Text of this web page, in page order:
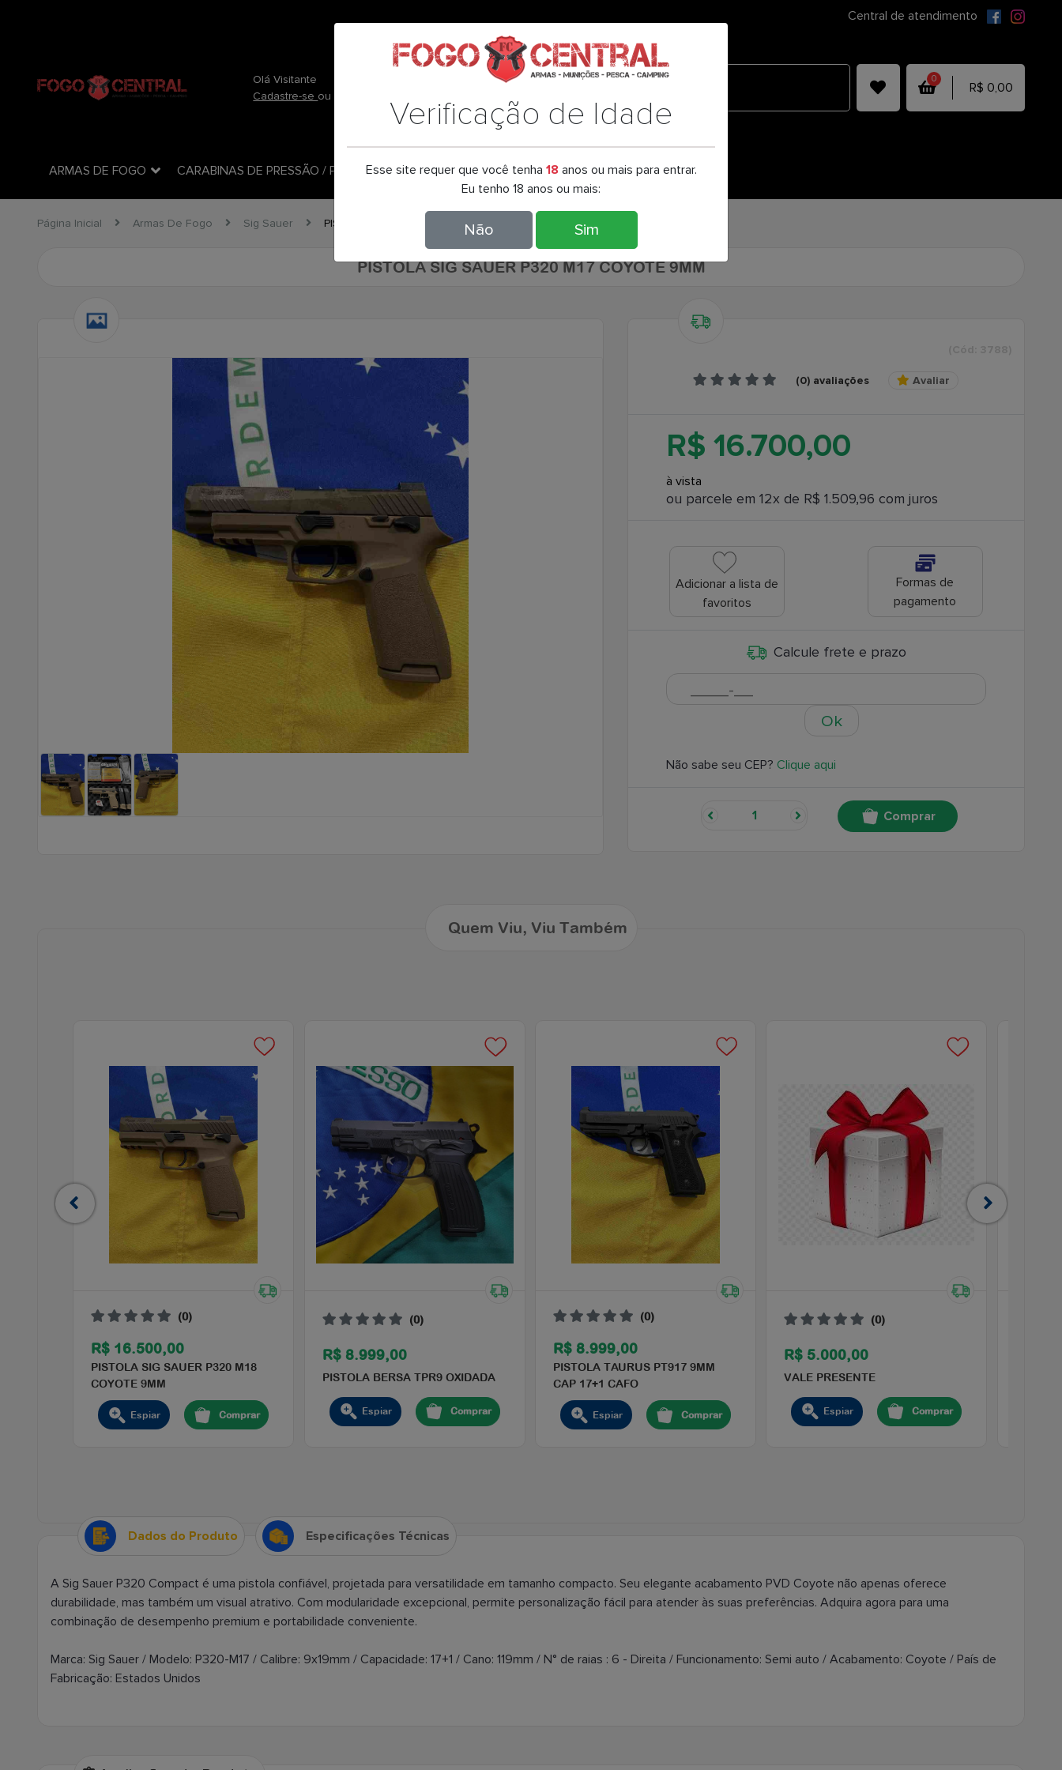
Central de atendimento
Olá Visitante
Cadastre-se ou
0
R$ 0,00
ARMAS DE FOGO CARABINAS DE PRESSÃO / PCP CUTELARIA LANTERNAS LUNETAS / RED DOT AIRSOFT
Página Inicial Armas De Fogo Sig Sauer PISTOLA SIG SAUER P320 M17 COYOTE 9MM
PISTOLA SIG SAUER P320 M17 COYOTE 9MM
(0) avaliações Avaliar
R$ 16.700,00
à vista
ou parcele em 12x de R$ 1.509,96 com juros
Adicionar a lista de
favoritos
Formas de
pagamento
Calcule frete e prazo
Ok
Não sabe seu CEP? Clique aqui
Comprar
Quem Viu, Viu Também
(0)
R$ 16.500,00
PISTOLA SIG SAUER P320 M18
COYOTE 9MM
Espiar Comprar
(0)
R$ 8.999,00
PISTOLA BERSA TPR9 OXIDADA
Espiar Comprar
(0)
R$ 8.999,00
PISTOLA TAURUS PT917 9MM
CAP 17+1 CAFO
Espiar Comprar
(0)
R$ 5.000,00
VALE PRESENTE
Espiar Comprar
Dados do Produto Especificações Técnicas
A Sig Sauer P320 Compact é uma pistola confiável, projetada para versatilidade em tamanho compacto. Seu elegante acabamento PVD Coyote não apenas oferece
durabilidade, mas também um visual atrativo. Com modularidade excepcional, permite personalização fácil para atender às suas preferências. Adquira agora para uma
combinação de desempenho premium e portabilidade conveniente.
Marca: Sig Sauer / Modelo: P320-M17 / Calibre: 9x19mm / Capacidade: 17+1 / Cano: 119mm / N° de raias : 6 - Direita / Funcionamento: Semi auto / Acabamento: Coyote / País de
Fabricação: Estados Unidos
Verificação de Idade
Esse site requer que você tenha 18 anos ou mais para entrar.
Eu tenho 18 anos ou mais:
Não Sim